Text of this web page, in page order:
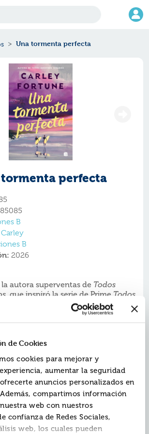
de Cookies
cookies para mejorar y
aumentar la seguridad
anuncios personalizados en
Además, compartimos información
web con nuestros
confianza de Redes Sociales,
web, los cuales pueden
Una tormenta perfecta
perfecta
B
B
2026
autora superventas de Todos
, que inspiró la serie de Prime Todos
vuelve con una nueva escapada
Una boda suspendida. Y un
con Nate, Frankie solo desea una
a pesar de haberse distanciado
encajar cuando George acude a la
espera Frankie es que Nate la
esa misma mañana con
busca consuelo entre los suyos,
propone algo tan loco como